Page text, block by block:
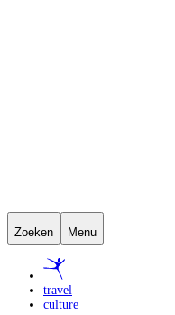
Zoeken Menu
travel
culture